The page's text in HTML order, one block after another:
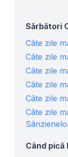
Sărbători
Câte zile
Câte zile
Câte zile
Câte zile
Câte zile
Câte zile
Când pică